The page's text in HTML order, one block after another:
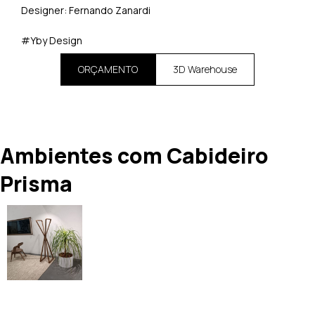
Designer: Fernando Zanardi
#Yby Design
ORÇAMENTO 3D Warehouse
Ambientes com Cabideiro
Prisma